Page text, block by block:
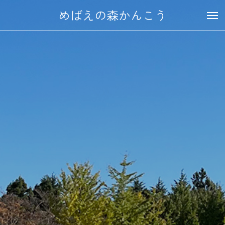
めばえの森かんこう